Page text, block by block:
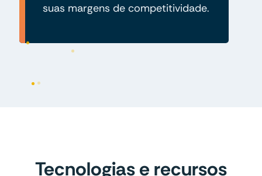
suas margens de competitividade.
Tecnologias e recursos